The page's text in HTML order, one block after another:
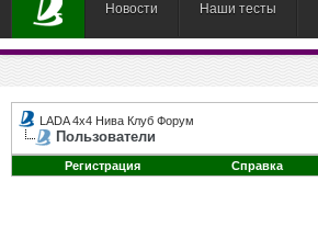
Новости Наши тесты
LADA 4x4 Нива Клуб Форум
Пользователи
Регистрация Справка